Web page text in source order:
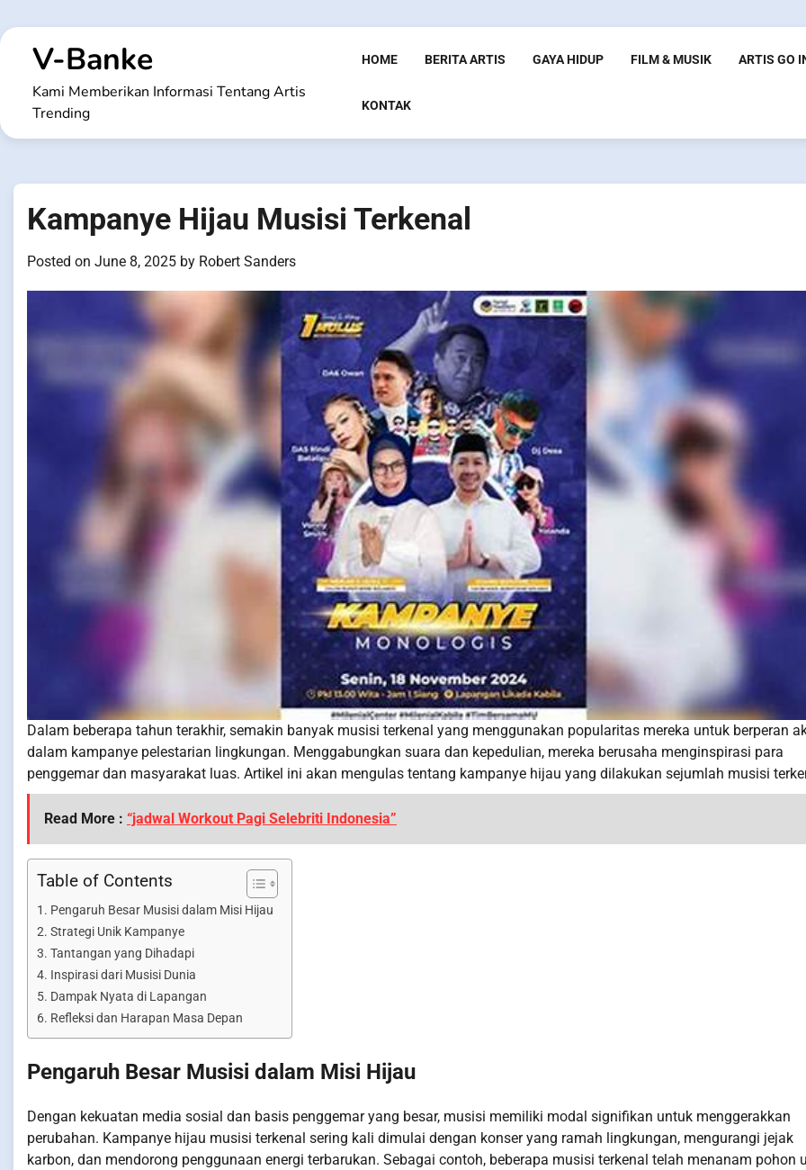
to
contentV-Banke
Kami Memberikan Informasi Tentang Artis
Trending
HOME BERITA ARTIS GAYA HIDUP FILM & MUSIK ARTIS GO
KONTAK
Kampanye Hijau Musisi Terkenal
Posted on June 8, 2025 by Robert Sanders
Dalam beberapa tahun terakhir, semakin banyak musisi terkenal yang menggunakan popularitas mereka untuk berperan
dalam kampanye pelestarian lingkungan. Menggabungkan suara dan kepedulian, mereka berusaha menginspirasi para
penggemar dan masyarakat luas. Artikel ini akan mengulas tentang kampanye hijau yang dilakukan sejumlah musisi
Read More : “jadwal Workout Pagi Selebriti Indonesia”
Table of Contents
Pengaruh Besar Musisi dalam Misi Hijau
Strategi Unik Kampanye
Tantangan yang Dihadapi
Inspirasi dari Musisi Dunia
Dampak Nyata di Lapangan
Refleksi dan Harapan Masa Depan
Pengaruh Besar Musisi dalam Misi Hijau
Dengan kekuatan media sosial dan basis penggemar yang besar, musisi memiliki modal signifikan untuk menggerakkan
perubahan. Kampanye hijau musisi terkenal sering kali dimulai dengan konser yang ramah lingkungan, mengurangi jejak
karbon, dan mendorong penggunaan energi terbarukan. Sebagai contoh, beberapa musisi terkenal telah menanam pohon